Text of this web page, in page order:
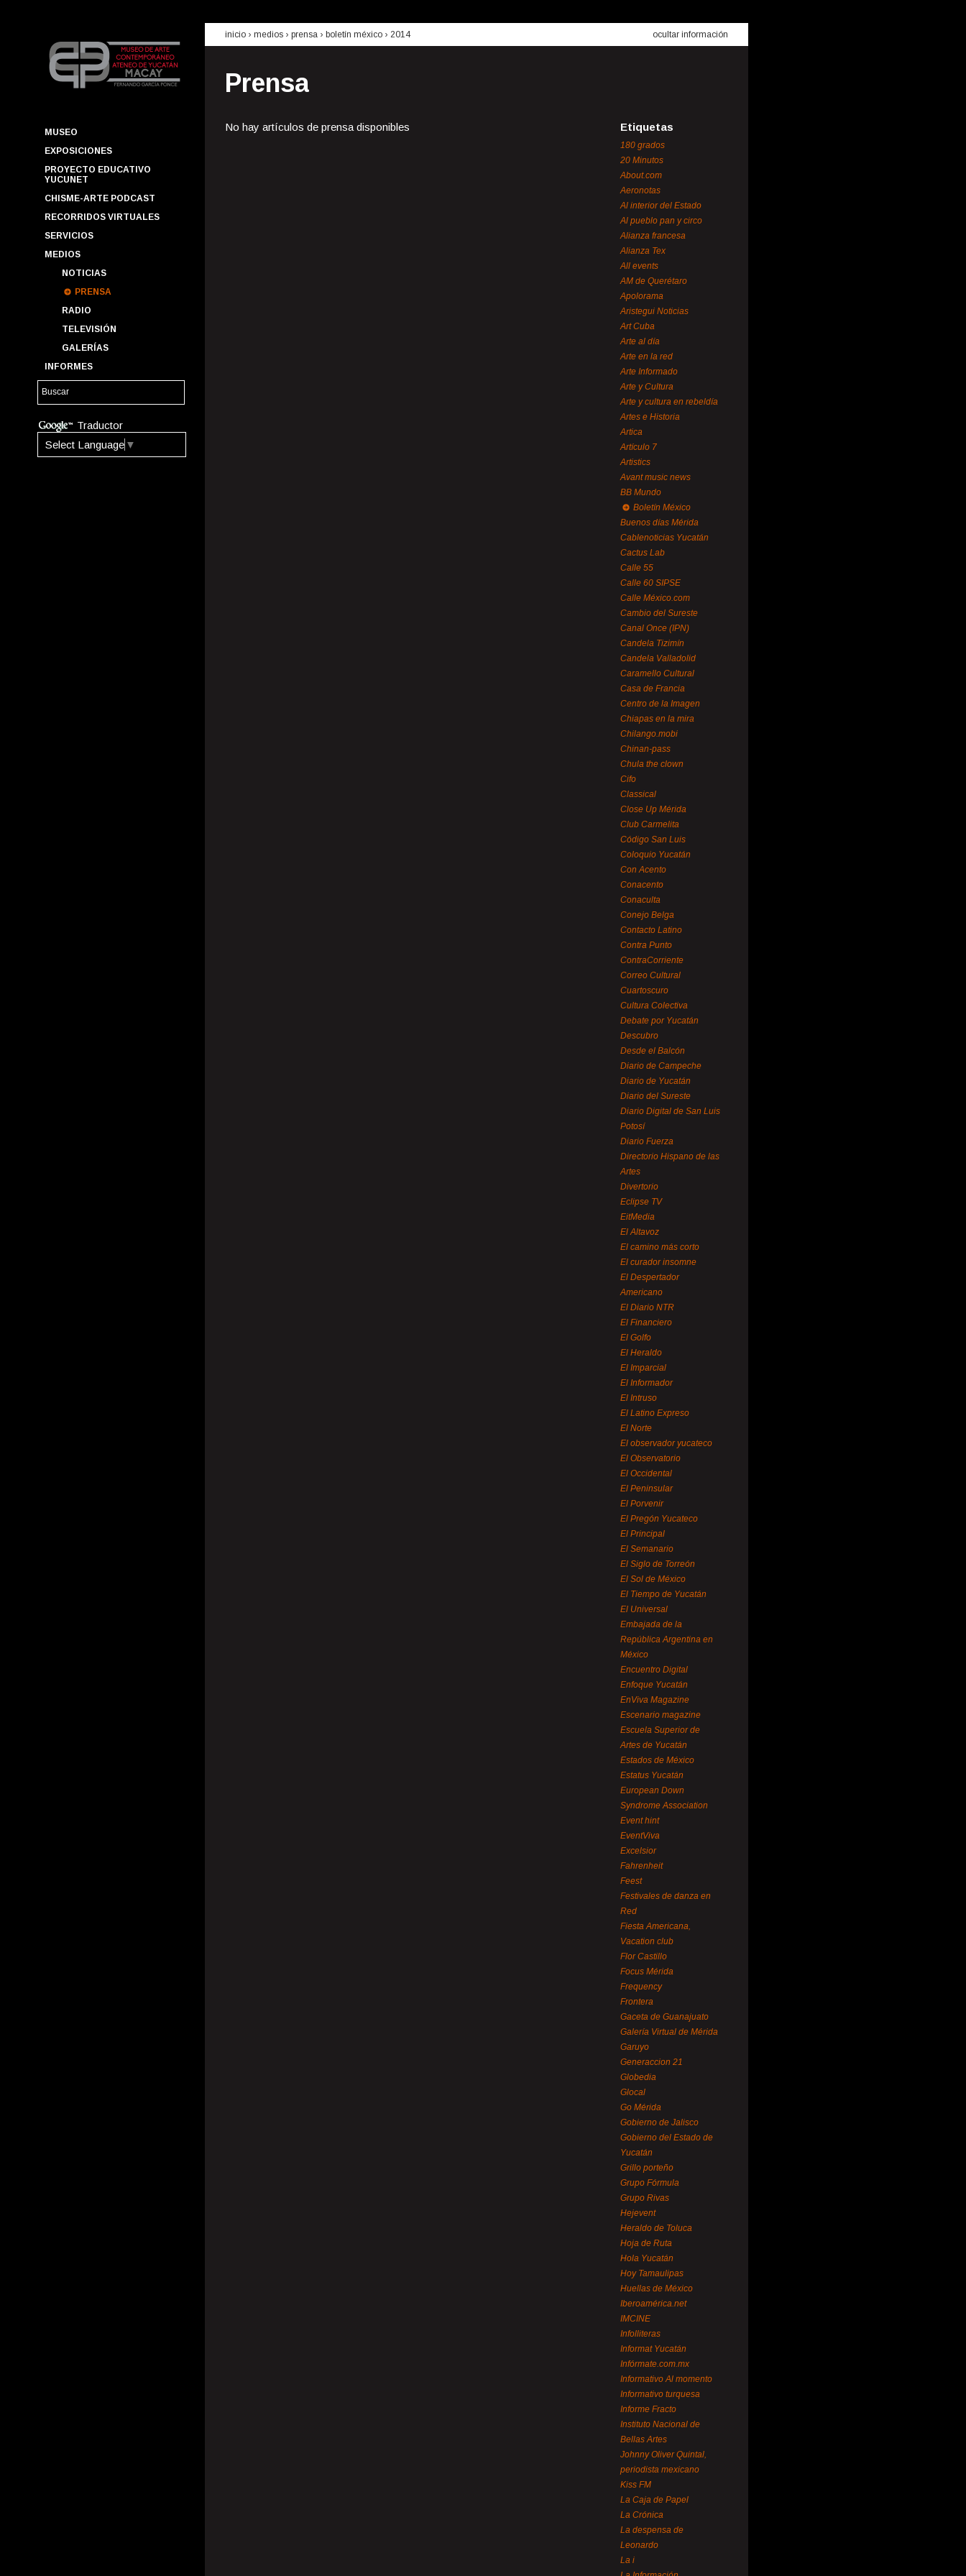
MUSEO
EXPOSICIONES
PROYECTO EDUCATIVO
YUCUNET
CHISME-ARTE PODCAST
RECORRIDOS VIRTUALES
SERVICIOS
MEDIOS
NOTICIAS
PRENSA
RADIO
TELEVISIÓN
GALERÍAS
INFORMES
Traductor
Select Language ▼
inicio › medios › prensa › boletín méxico › 2014 ocultar información
Prensa
No hay artículos de prensa disponibles Etiquetas
180 grados
20 Minutos
About.com
Aeronotas
Al interior del Estado
Al pueblo pan y circo
Alianza francesa
Alianza Tex
All events
AM de Querétaro
Apolorama
Aristegui Noticias
Art Cuba
Arte al día
Arte en la red
Arte Informado
Arte y Cultura
Arte y cultura en rebeldía
Artes e Historia
Artica
Artículo 7
Artistics
Avant music news
BB Mundo
Boletín México
Buenos días Mérida
Cablenoticias Yucatán
Cactus Lab
Calle 55
Calle 60 SIPSE
Calle México.com
Cambio del Sureste
Canal Once (IPN)
Candela Tizimín
Candela Valladolid
Caramello Cultural
Casa de Francia
Centro de la Imagen
Chiapas en la mira
Chilango.mobi
Chinan-pass
Chula the clown
Cifo
Classical
Close Up Mérida
Club Carmelita
Código San Luis
Coloquio Yucatán
Con Acento
Conacento
Conaculta
Conejo Belga
Contacto Latino
Contra Punto
ContraCorriente
Correo Cultural
Cuartoscuro
Cultura Colectiva
Debate por Yucatán
Descubro
Desde el Balcón
Diario de Campeche
Diario de Yucatán
Diario del Sureste
Diario Digital de San Luis
Potosí
Diario Fuerza
Directorio Hispano de las
Artes
Divertorio
Eclipse TV
EitMedia
El Altavoz
El camino más corto
El curador insomne
El Despertador
Americano
El Diario NTR
El Financiero
El Golfo
El Heraldo
El Imparcial
El Informador
El Intruso
El Latino Expreso
El Norte
El observador yucateco
El Observatorio
El Occidental
El Peninsular
El Porvenir
El Pregón Yucateco
El Principal
El Semanario
El Siglo de Torreón
El Sol de México
El Tiempo de Yucatán
El Universal
Embajada de la
República Argentina en
México
Encuentro Digital
Enfoque Yucatán
EnViva Magazine
Escenario magazine
Escuela Superior de
Artes de Yucatán
Estados de México
Estatus Yucatán
European Down
Syndrome Association
Event hint
EventViva
Excelsior
Fahrenheit
Feest
Festivales de danza en
Red
Fiesta Americana,
Vacation club
Flor Castillo
Focus Mérida
Frequency
Frontera
Gaceta de Guanajuato
Galería Virtual de Mérida
Garuyo
Generaccion 21
Globedia
Glocal
Go Mérida
Gobierno de Jalisco
Gobierno del Estado de
Yucatán
Grillo porteño
Grupo Fórmula
Grupo Rivas
Hejevent
Heraldo de Toluca
Hoja de Ruta
Hola Yucatán
Hoy Tamaulipas
Huellas de México
Iberoamérica.net
IMCINE
Infolliteras
Informat Yucatán
Infórmate.com.mx
Informativo Al momento
Informativo turquesa
Informe Fracto
Instituto Nacional de
Bellas Artes
Johnny Oliver Quintal,
periodista mexicano
Kiss FM
La Caja de Papel
La Crónica
La despensa de
Leonardo
La i